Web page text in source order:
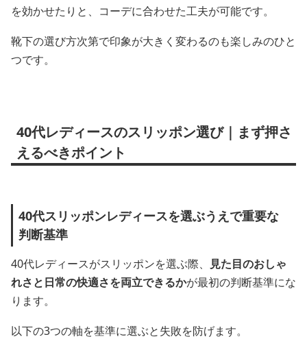
を効かせたりと、コーデに合わせた工夫が可能です。
靴下の選び方次第で印象が大きく変わるのも楽しみのひと
つです。
40代レディースのスリッポン選び｜まず押さ
えるべきポイント
40代スリッポンレディースを選ぶうえで重要な
判断基準
40代レディースがスリッポンを選ぶ際、
見た目のおしゃ
れさと日常の快適さを両立できるかが最初の判断基準にな
ります。
以下の3つの軸を基準に選ぶと失敗を防げます。